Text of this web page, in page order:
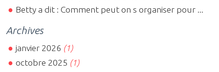
Betty a dit : Comment peut on s organiser pour ...
Archives
janvier 2026 (1)
octobre 2025 (1)